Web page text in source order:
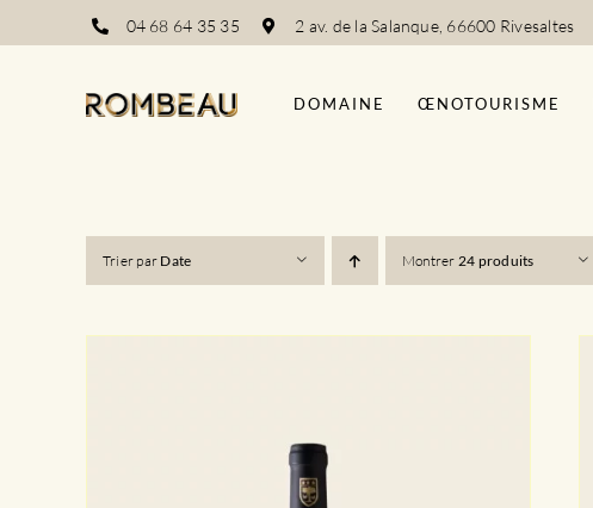
au
04 68 64 35 35 2 av. de la Salanque, 66600 Rivesaltes
DOMAINE ŒNOTOURISME
Trier par Date Montrer 24 produits